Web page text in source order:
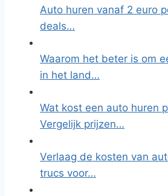
Auto huren vanaf 2 euro
deals…
Waarom het beter is om
in het land…
Wat kost een auto huren
Vergelijk prijzen…
Verlaag de kosten van
trucs voor…